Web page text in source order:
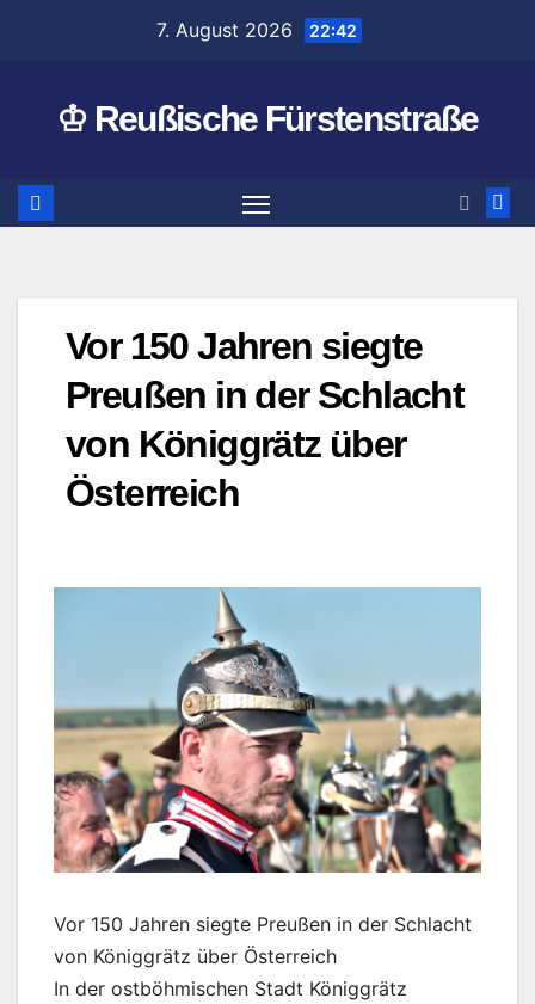
7. August 2026 22:42
♔ Reußische Fürstenstraße
Vor 150 Jahren siegte
Preußen in der Schlacht
von Königgrätz über
Österreich
Vor 150 Jahren siegte Preußen in der Schlacht
von Königgrätz über Österreich
In der ostböhmischen Stadt Königgrätz